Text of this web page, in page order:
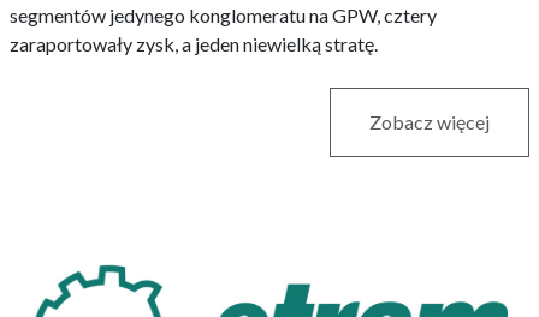
segmentów jedynego konglomeratu na GPW, cztery
zaraportowały zysk, a jeden niewielką stratę.
Zobacz więcej